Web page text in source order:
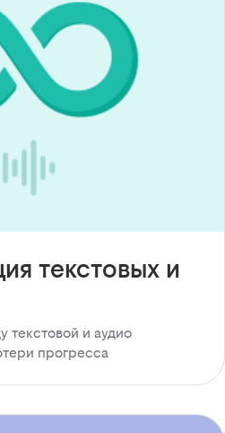
текстовых и
текстовой и аудио
прогресса